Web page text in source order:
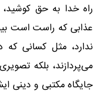
راه خدا به حق
عذابی که راست است
ندارد، مثل کسانی
می‌پردازند، بلکه
جایگاه مکتبی و دینی